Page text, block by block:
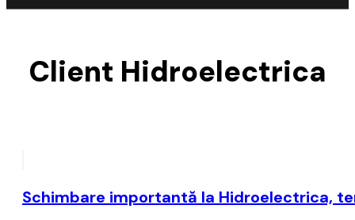
Client Hidroelectrica
Schimbare importantă la Hidroelectrica,